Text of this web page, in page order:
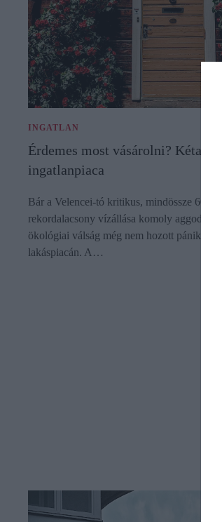
INGATLAN
Érdemes most vásárolni?
ingatlanpiaca
Bár a Velencei-tó kritikus, mindössze 60
rekordalacsony vízállása komoly
ökológiai válság még nem hozott pánikszerű
lakáspiacán. A…